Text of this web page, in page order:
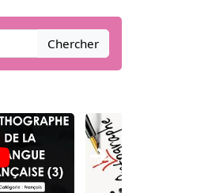
Chercher
→